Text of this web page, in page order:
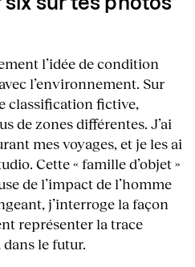
sur tes photos
l’idée de condition
l’environnement. Sur
classification fictive,
de zones différentes. J’ai
mes voyages, et je les ai
Cette « famille d’objet »
de l’impact de l’homme
j’interroge la façon
représenter la trace
dans le futur.